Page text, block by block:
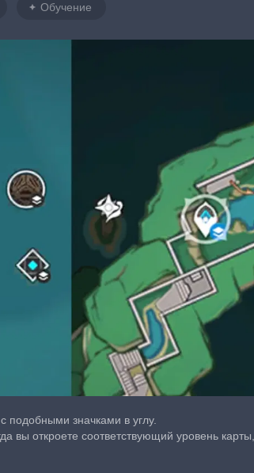
Обучение
подобными значками в углу.
вы откроете соответствующий уровень